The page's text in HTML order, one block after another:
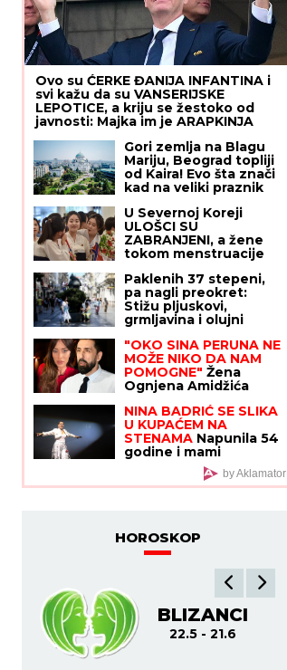
Ovo su ĆERKE ĐANIJA INFANTINA i
svi kažu da su VANSERIJSKE
LEPOTICE, a kriju se žestoko od
javnosti: Majka im je ARAPKINJA
intervju - njen život pre udaje je
živa misterija
Gori zemlja na Blagu
Mariju, Beograd topliji
od Kaira! Evo šta znači
kad na veliki praznik
jutra
U Severnoj Koreji
ULOŠCI SU
ZABRANJENI, a žene
tokom menstruacije
SAMO JEDNU
alternativnu opciju -
zastrašujuća pravila u
svetu Kim Džong Una
Paklenih 37 stepeni,
pa nagli preokret:
Stižu pljuskovi,
grmljavina i olujni
"OKO SINA PERUNA NE
MOŽE NIKO DA NAM
POMOGNE" Žena
Ognjena Amidžića
unajmila DADILJU IZ
AZIJE, pa priznala sa
čim se suočavaju u
domu! (FOTO)
NINA BADRIĆ SE SLIKA
U KUPAĆEM NA
STENAMA Napunila 54
godine i mami
poglede na čuvenom
ostrvu (FOTO) by Aklamator
HOROSKOP
BLIZANCI
22.5 - 21.6